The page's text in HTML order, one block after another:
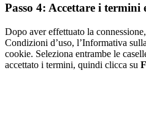
Passo 4: Accettare i termini
Dopo aver effettuato la
Condizioni d’uso, l’Informativa
cookie. Seleziona entrambe le
accettato i termini, quindi clicca su